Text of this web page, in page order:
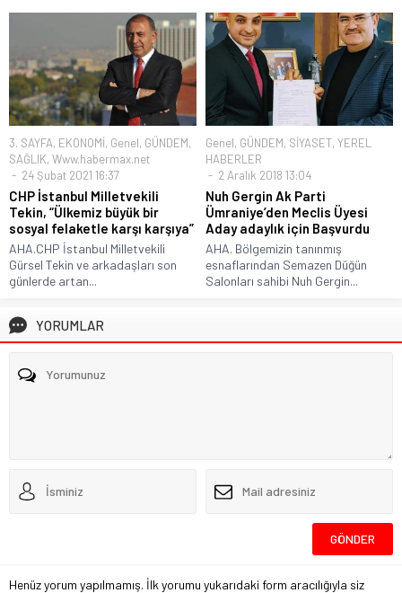
3. SAYFA, EKONOMİ, Genel, GÜNDEM,
SAĞLIK, Www.habermax.net
24 Şubat 2021 16:37
CHP İstanbul Milletvekili
Tekin, “Ülkemiz büyük bir
sosyal felaketle karşı karşıya”
AHA.CHP İstanbul Milletvekili
Gürsel Tekin ve arkadaşları son
günlerde artan...
Genel, GÜNDEM, SİYASET, YEREL
HABERLER
2 Aralık 2018 13:04
Nuh Gergin Ak Parti
Ümraniye’den Meclis Üyesi
Aday adaylık için Başvurdu
AHA. Bölgemizin tanınmış
esnaflarından Semazen Düğün
Salonları sahibi Nuh Gergin...
YORUMLAR
Henüz yorum yapılmamış. İlk yorumu yukarıdaki form aracılığıyla siz